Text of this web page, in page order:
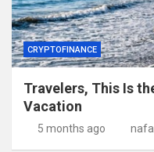
CRYPTOFINANCE
Travelers, This Is
Vacation
5 months ago